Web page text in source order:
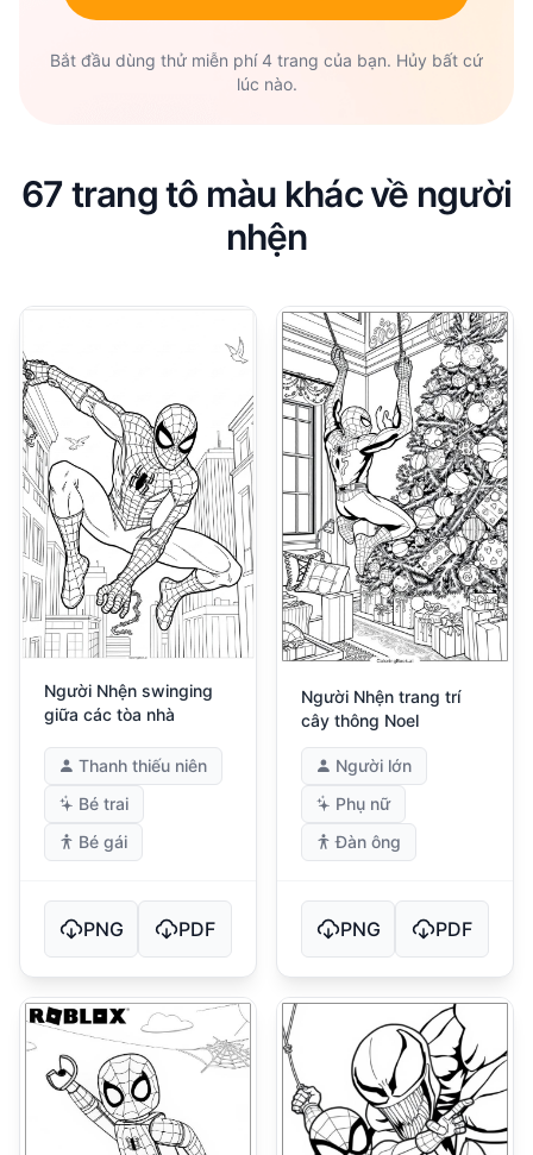
Bắt đầu dùng thử miễn phí 4 trang của bạn. Hủy bất cứ
lúc nào.
67 trang tô màu khác về người
nhện
Người Nhện swinging
giữa các tòa nhà
Thanh thiếu niên
Bé trai
Bé gái
PNG PDF
Người Nhện trang trí
cây thông Noel
Người lớn
Phụ nữ
Đàn ông
PNG PDF